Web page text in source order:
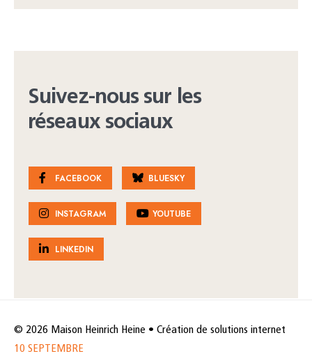
Suivez-nous sur les
réseaux sociaux
FACEBOOK BLUESKY
INSTAGRAM YOUTUBE
LINKEDIN
© 2026 Maison Heinrich Heine • Création de solutions internet
10 SEPTEMBRE